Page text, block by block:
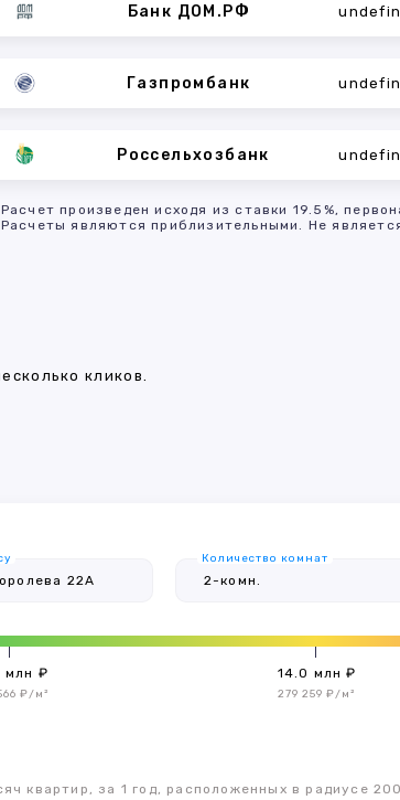
Банк ДОМ.РФ
Газпромбанк
Россельхозбанк
Расчет произведен исходя из ставки 19.5%,
Расчеты являются приблизительными. Не
кликов.
Количество комнат
млн ₽
₽/м²
14.0 млн ₽
279 259 ₽/м²
квартир, за 1 год, расположенных в радиусе